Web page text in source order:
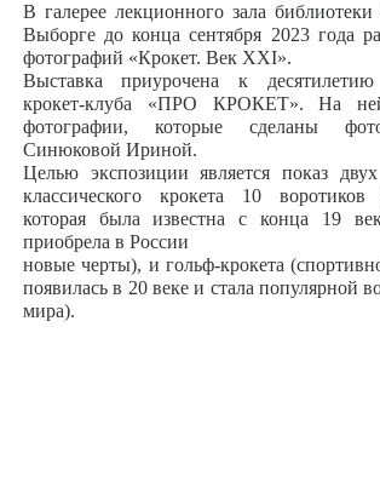
В галерее лекционного зала
Выборге до конца сентября 2023 года
фотографий «Крокет. Век XXI».
Выставка приурочена к десятилетию
крокет-клуба «ПРО КРОКЕТ». На
фотографии, которые сделаны
Синюковой Ириной.
Целью экспозиции является показ
классического крокета 10 воротиков
которая была известна с конца 19
приобрела в России
новые черты), и гольф-крокета
появилась в 20 веке и стала популярной
мира).